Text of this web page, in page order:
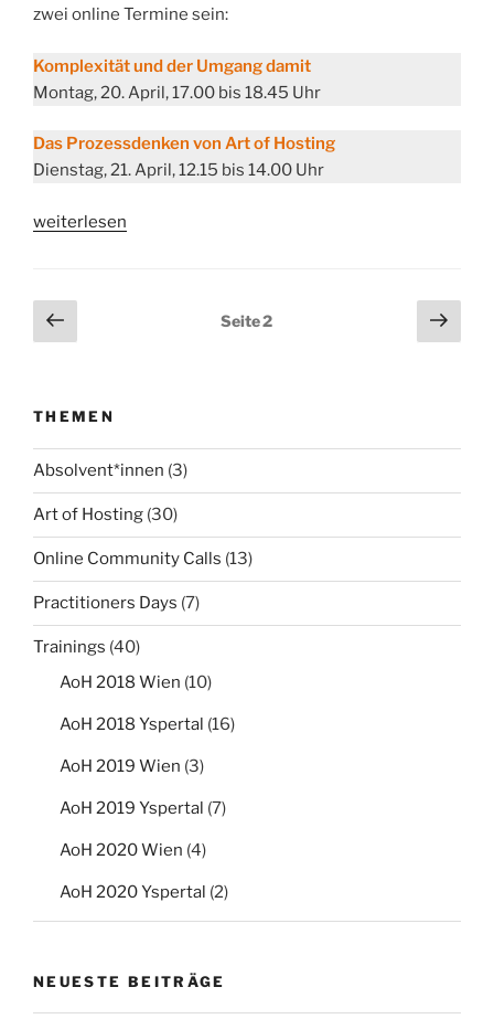
zwei online Termine sein:
Komplexität und der Umgang damit
Montag, 20. April, 17.00 bis 18.45 Uhr
Das Prozessdenken von Art of Hosting
Dienstag, 21. April, 12.15 bis 14.00 Uhr
„Wie
der
Coronazeit
und
weiterlesen
Seitennummerierung
der
Vorherige
Seite
Seite2
THEMEN
Absolvent*innen (3)
Art of Hosting (30)
Online Community Calls (13)
Practitioners Days (7)
Trainings (40)
AoH 2018 Wien (10)
AoH 2018 Yspertal (16)
AoH 2019 Wien (3)
AoH 2019 Yspertal (7)
AoH 2020 Wien (4)
AoH 2020 Yspertal (2)
NEUESTE BEITRÄGE